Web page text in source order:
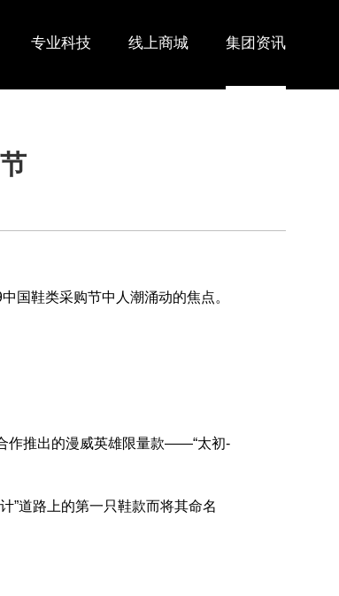
专业科技 线上商城 集团资讯
国鞋类采购节中人潮涌动的焦点。
作推出的漫威英雄限量款——“太初-
”道路上的第一只鞋款而将其命名